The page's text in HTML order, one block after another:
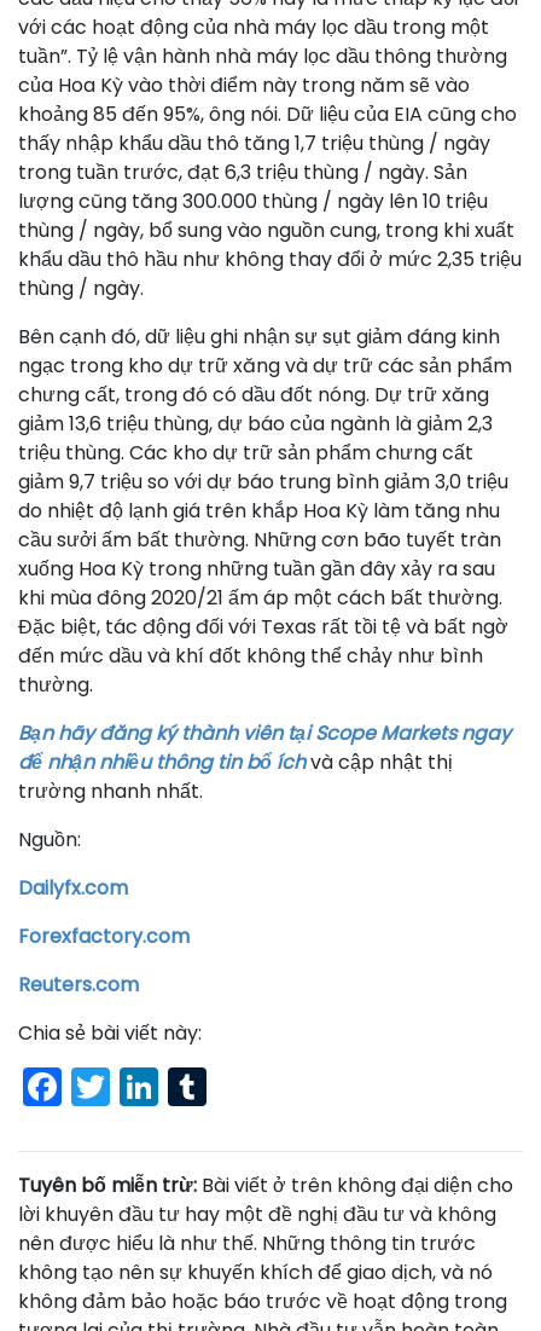
với các hoạt động của nhà máy lọc dầu trong một
tuần”. Tỷ lệ vận hành nhà máy lọc dầu thông thường
của Hoa Kỳ vào thời điểm này trong năm sẽ vào
khoảng 85 đến 95%, ông nói. Dữ liệu của EIA cũng cho
thấy nhập khẩu dầu thô tăng 1,7 triệu thùng / ngày
trong tuần trước, đạt 6,3 triệu thùng / ngày. Sản
lượng cũng tăng 300.000 thùng / ngày lên 10 triệu
thùng / ngày, bổ sung vào nguồn cung, trong khi xuất
khẩu dầu thô hầu như không thay đổi ở mức 2,35 triệu
thùng / ngày.
Bên cạnh đó, dữ liệu ghi nhận sự sụt giảm đáng kinh
ngạc trong kho dự trữ xăng và dự trữ các sản phẩm
chưng cất, trong đó có dầu đốt nóng. Dự trữ xăng
giảm 13,6 triệu thùng, dự báo của ngành là giảm 2,3
triệu thùng. Các kho dự trữ sản phẩm chưng cất
giảm 9,7 triệu so với dự báo trung bình giảm 3,0 triệu
do nhiệt độ lạnh giá trên khắp Hoa Kỳ làm tăng nhu
cầu sưởi ấm bất thường. Những cơn bão tuyết tràn
xuống Hoa Kỳ trong những tuần gần đây xảy ra sau
khi mùa đông 2020/21 ấm áp một cách bất thường.
Đặc biệt, tác động đối với Texas rất tồi tệ và bất ngờ
đến mức dầu và khí đốt không thể chảy như bình
thường.
Bạn hãy đăng ký thành viên tại Scope Markets ngay
để nhận nhiều thông tin bổ íchvà cập nhật thị
trường nhanh nhất.
Nguồn:
Dailyfx.com
Forexfactory.com
Reuters.com
Chia sẻ bài viết này:
Facebook
TwitterLinkedIn
Tuyên bố miễn trừ: Bài viết ở trên không đại diện cho
lời khuyên đầu tư hay một đề nghị đầu tư và không
nên được hiểu là như thế. Những thông tin trước
không tạo nên sự khuyến khích để giao dịch, và nó
không đảm bảo hoặc báo trước về hoạt động trong